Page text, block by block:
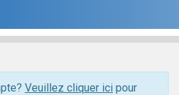
Veuillez cliquer ici pour